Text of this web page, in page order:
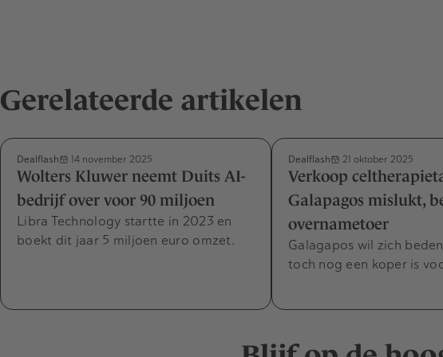
Gerelateerde artikelen
Dealflash 14 november 2025
Wolters Kluwer neemt Duits AI-
bedrijf over voor 90 miljoen
Libra Technology startte in 2023 en
boekt dit jaar 5 miljoen euro omzet.
Dealflash 21 oktober 2025
Verkoop
Galapagos mislukt,
overnametoer
Galagapos wil zich
toch nog een koper is